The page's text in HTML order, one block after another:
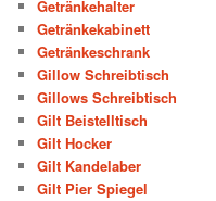
Getränkehalter
Getränkekabinett
Getränkeschrank
Gillow Schreibtisch
Gillows Schreibtisch
Gilt Beistelltisch
Gilt Hocker
Gilt Kandelaber
Gilt Pier Spiegel